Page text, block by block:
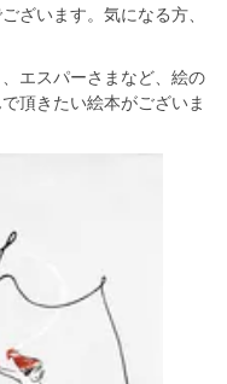
ざいます。気になる方、
エスパーさまなど、絵の
頂きたい絵本がございま